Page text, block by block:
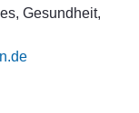
Gesundheit,